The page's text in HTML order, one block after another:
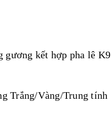
gương kết hợp pha lê K9
Trắng/Vàng/Trung tính